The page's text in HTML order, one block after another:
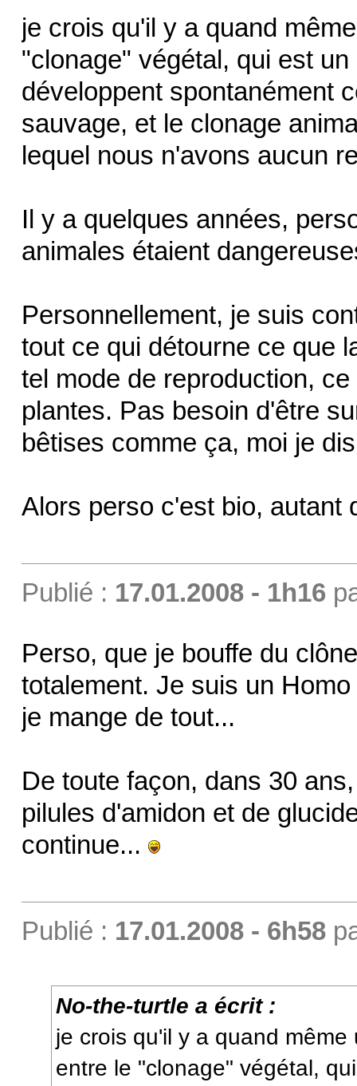
je crois qu'il y a quand
"clonage" végétal, qui est
développent spontanément
sauvage, et le clonage
lequel nous n'avons aucun
Il y a quelques années,
animales étaient
Personnellement, je suis
tout ce qui détourne ce que
tel mode de reproduction,
plantes. Pas besoin d'être
bêtises comme ça, moi je
Alors perso c'est bio, autant
Publié : 17.01.2008 - 1h16
Perso, que je bouffe du
totalement. Je suis un
je mange de tout...
De toute façon, dans 30
pilules d'amidon et de
continue...
Publié : 17.01.2008 - 6h58
No-the-turtle a écrit :
je crois qu'il y a quand
entre le "clonage" végétal,